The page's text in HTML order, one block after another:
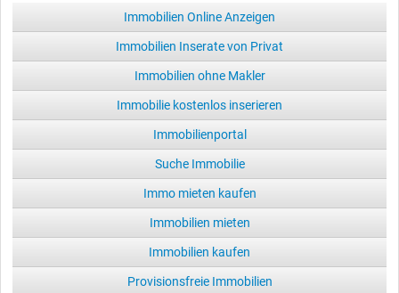
Immobilien Online Anzeigen
Immobilien Inserate von Privat
Immobilien ohne Makler
Immobilie kostenlos inserieren
Immobilienportal
Suche Immobilie
Immo mieten kaufen
Immobilien mieten
Immobilien kaufen
Provisionsfreie Immobilien